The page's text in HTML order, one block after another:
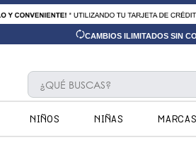
CAMBIOS ILIMITADOS SIN
¿QUÉ BUSCAS?
NIÑOS NIÑAS MARCAS
MÁS BUSCADOS